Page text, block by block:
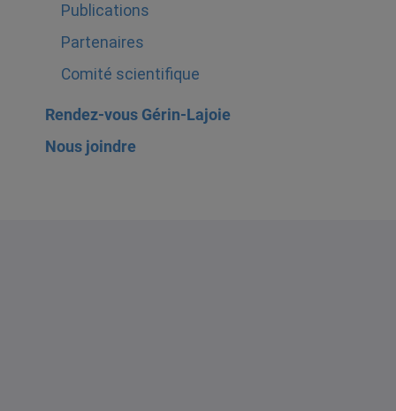
Publications
Partenaires
Comité scientifique
Rendez-vous Gérin-Lajoie
Nous joindre